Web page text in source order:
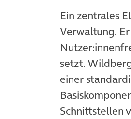
Ein zentrales
Verwaltung.
setzt.
einer
Schnittstellen